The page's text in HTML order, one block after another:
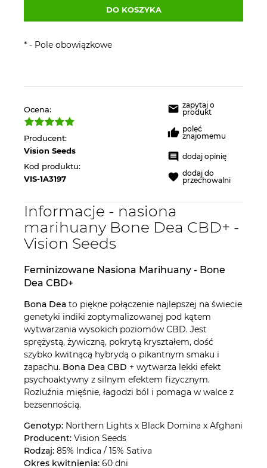
DO KOSZYKA
* - Pole obowiązkowe
Ocena:
Producent:
Vision Seeds
Kod produktu:
VIS-1A3197
zapytaj o
produkt
poleć
znajomemu
dodaj opinię
dodaj do
przechowalni
Informacje - nasiona
marihuany Bone Dea CBD+ -
Vision Seeds
Feminizowane Nasiona Marihuany - Bone
Dea CBD+
Bona Dea to piękne połączenie najlepszej na świecie
genetyki indiki zoptymalizowanej pod kątem
wytwarzania wysokich poziomów CBD. Jest
sprężystą, żywiczną, pokrytą kryształem, dość
szybko kwitnącą hybrydą o pikantnym smaku i
zapachu. Bona Dea CBD + wytwarza lekki efekt
psychoaktywny z silnym efektem fizycznym.
Rozluźnia mięśnie, łagodzi ból i pomaga w walce z
bezsennością.
Genotyp: Northern Lights x Black Domina x Afghani
Producent: Vision Seeds
Rodzaj: 85% Indica / 15% Sativa
Okres kwitnienia: 60 dni